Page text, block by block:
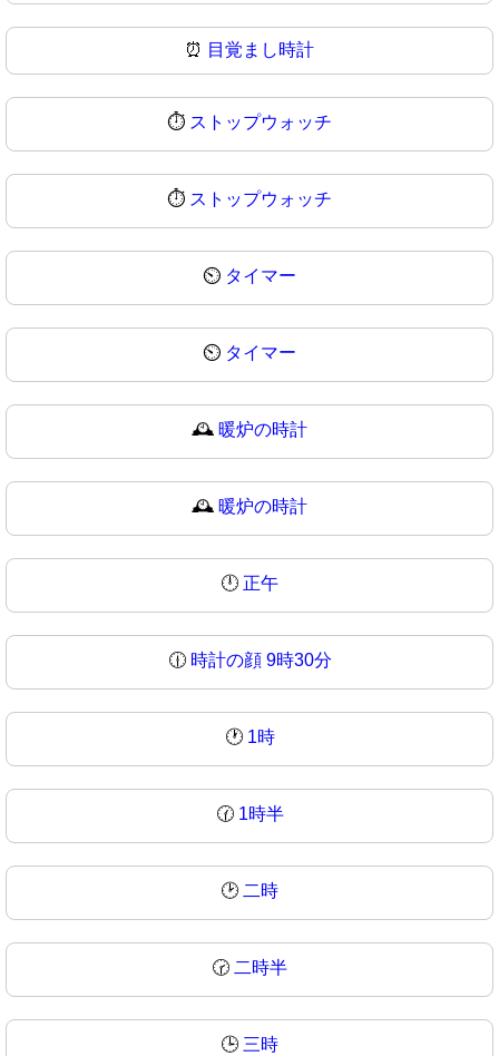
⏰ 目覚まし時計
⏱️ ストップウォッチ
⏱ ストップウォッチ
⏲️ タイマー
⏲ タイマー
🕰️ 暖炉の時計
🕰 暖炉の時計
🕛 正午
🕧 時計の顔 9時30分
🕐 1時
🕜 1時半
🕑 二時
🕝 二時半
🕒 三時